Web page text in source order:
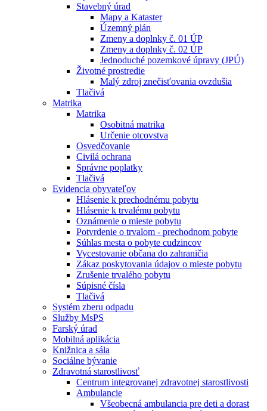
Stavebný úrad
Mapy a Kataster
Územný plán
Zmeny a doplnky č. 01 ÚP
Zmeny a doplnky č. 02 ÚP
Jednoduché pozemkové úpravy (JPÚ)
Životné prostredie
Malý zdroj znečisťovania ovzdušia
Tlačivá
Matrika
Matrika
Osobitná matrika
Určenie otcovstva
Osvedčovanie
Civilá ochrana
Správne poplatky
Tlačivá
Evidencia obyvateľov
Hlásenie k prechodnému pobytu
Hlásenie k trvalému pobytu
Oznámenie o mieste pobytu
Potvrdenie o trvalom - prechodnom pobyte
Súhlas mesta o pobyte cudzincov
Vycestovanie občana do zahraničia
Zákaz poskytovania údajov o mieste pobytu
Zrušenie trvalého pobytu
Súpisné čísla
Tlačivá
Systém zberu odpadu
Služby MsPS
Farský úrad
Mobilná aplikácia
Knižnica a sála
Sociálne bývanie
Zdravotná starostlivosť
Centrum integrovanej zdravotnej starostlivosti
Ambulancie
Všeobecná ambulancia pre deti a dorast